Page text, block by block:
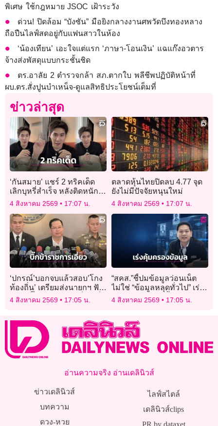
พิเศษ ใช้กฎหมาย JSOC เฝ้าระวัง
ด่วน! ปิดล้อม “บังซัน” มือยิงกลางงานศพวัดบึงทองหลาง
ถือปืนไลฟ์สดอยู่กับแฟนสาวในห้อง
‘น้องเทียน’ เอะใจแต่แรก ‘ภาษา-โอนเงิน’ แฉแก๊งอวตาร
จ้างส่งพัสดุแบบกระชั้นชิด
ตร.อาลัย 2 ตำรวจกล้า สภ.ตากใบ พลีชีพปฏิบัติหน้าที่
ผบ.ตร.สั่งปูนบำเหน็จ-ดูแลสิทธิประโยชน์เต็มที่
ข่าวล่าสุด
‘กันสมาย’ แชร์ 2 ทริคเด็ด
เลิกบุหรี่สำเร็จ หลังติดหนัก
นาน 12 ปี หลุดฮา สสส. โผล่
4 สิงหาคม 2569 17:07 น.
ตลาดหุ้นไทยปิดลบ 4.77 จุด
ยังไม่มีปัจจัยหนุนใหม่
4 สิงหาคม 2569 17:07 น.
‘ปกรณ์’บอกจบแล้วสอบ’โกง
ท้องถิ่น’ เตรียมส่งนายกฯ ฟัน
ต่อ มี’บิ๊กข้าราชการเอี่ยว’ ลั่น
4 สิงหาคม 2569 17:05 น.
“สคส.”ชี้ปมข้อมูลว่อนเน็ต
ไม่ใช่ “ข้อมูลหลุดทั่วไป” เร่ง
คุ้มครองปิดช่องซื้อขาย
4 สิงหาคม 2569 17:05 น.
อ่านความจริง อ่านเดลินิวส์
ข่าวเดลินิวส์
บทความ
ดวง-หวย
ไลฟ์สไตล์
เดลินิวส์clips
PR by dataxet